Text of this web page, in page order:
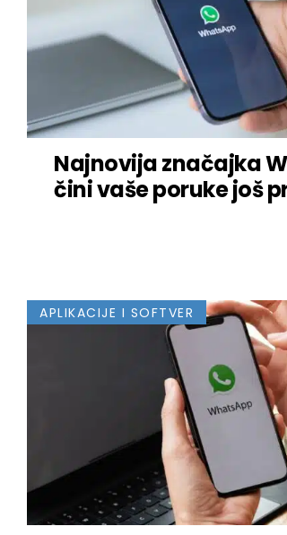
Najnovija značajka
čini vaše poruke još
APLIKACIJE I SOFTVER